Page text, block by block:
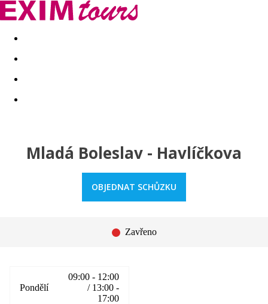
Akční nabídky Last minute
Mladá Boleslav - Havlíčkova
OBJEDNAT SCHŮZKU
Zavřeno
Pondělí
09:00 - 12:00
/ 13:00 -
17:00